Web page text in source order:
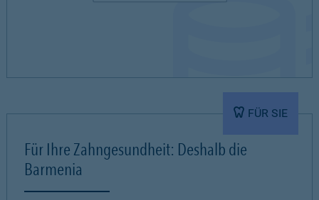
FÜR SIE
Für Ihre Zahngesundheit: Deshalb die
Barmenia